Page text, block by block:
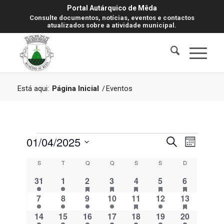
Portal Autárquico de Mêda
Consulte documentos, notícias, eventos e contactos
atualizados sobre a atividade municipal.
Está aqui: Página Inicial /Eventos
Eventos
de
Pesquisar
de
Mês
01/04/2025
data.
Calendário
de
Eventos
SSegunda-feira
TTerça-feira
Q Quarta-feira
Q Quinta-feira
SSexta-feira
S D
4
eventos
31
4
eventos
1
5
eventos
2has
featured
eventos
5
eventos
3has
featured
eventos
5
eventos
4has
featured
eventos
5
eventos
5has
featured
eventos
6
eventos
6has
featured
eventos
4
eventos
7
4
eventos
8
4
eventos
9
4
eventos
10
5
eventos
11has
featured
eventos
4
eventos
12
5
eventos
13
has
featured
eventos
4
14
4
15
4
16
4
17
4
18
4
19
4
20